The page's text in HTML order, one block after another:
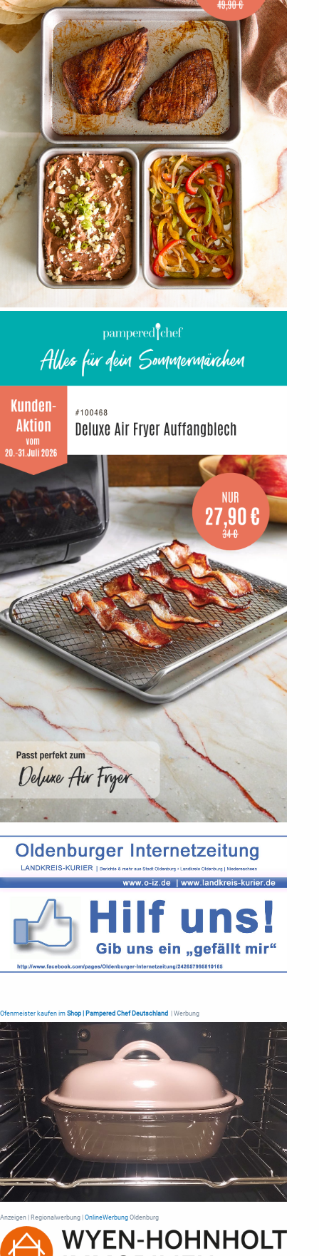
Ofenmeister kaufen im Shop | Pampered Chef Deutschland | Werbung
Anzeigen | Regionalwerbung | OnlineWerbung Oldenburg